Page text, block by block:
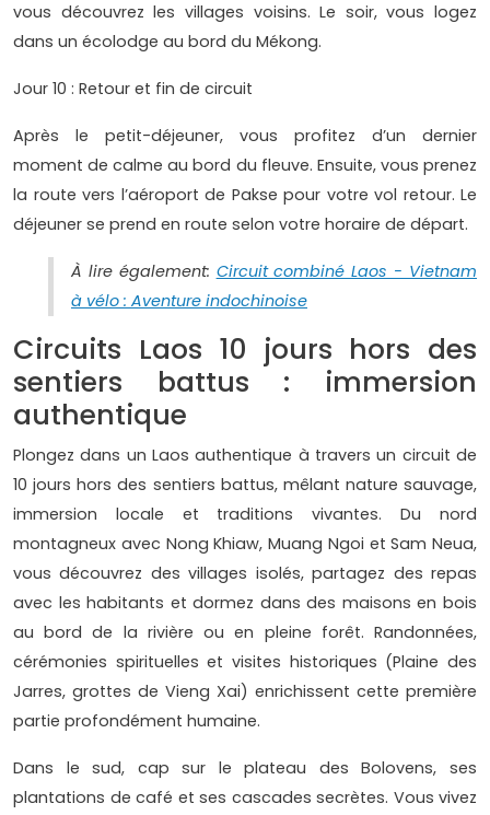
vous découvrez les villages voisins. Le soir, vous logez
dans un écolodge au bord du Mékong.
Jour 10 : Retour et fin de circuit
Après le petit-déjeuner, vous profitez d’un dernier
moment de calme au bord du fleuve. Ensuite, vous prenez
la route vers l’aéroport de Pakse pour votre vol retour. Le
déjeuner se prend en route selon votre horaire de départ.
À lire également: Circuit combiné Laos - Vietnam
à vélo : Aventure indochinoise
Circuits Laos 10 jours hors des
sentiers battus : immersion
authentique
Plongez dans un Laos authentique à travers un circuit de
10 jours hors des sentiers battus, mêlant nature sauvage,
immersion locale et traditions vivantes. Du nord
montagneux avec Nong Khiaw, Muang Ngoi et Sam Neua,
vous découvrez des villages isolés, partagez des repas
avec les habitants et dormez dans des maisons en bois
au bord de la rivière ou en pleine forêt. Randonnées,
cérémonies spirituelles et visites historiques (Plaine des
Jarres, grottes de Vieng Xai) enrichissent cette première
partie profondément humaine.
Dans le sud, cap sur le plateau des Bolovens, ses
plantations de café et ses cascades secrètes. Vous vivez